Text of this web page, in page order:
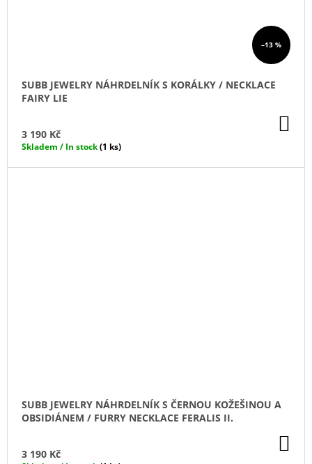
–13 %
SUBB JEWELRY NÁHRDELNÍK S KORÁLKY / NECKLACE
FAIRY LIE
3 190 Kč
Skladem / In stock(1 ks)
SUBB JEWELRY NÁHRDELNÍK S ČERNOU KOŽEŠINOU A
OBSIDIÁNEM / FURRY NECKLACE FERALIS II.
3 190 Kč